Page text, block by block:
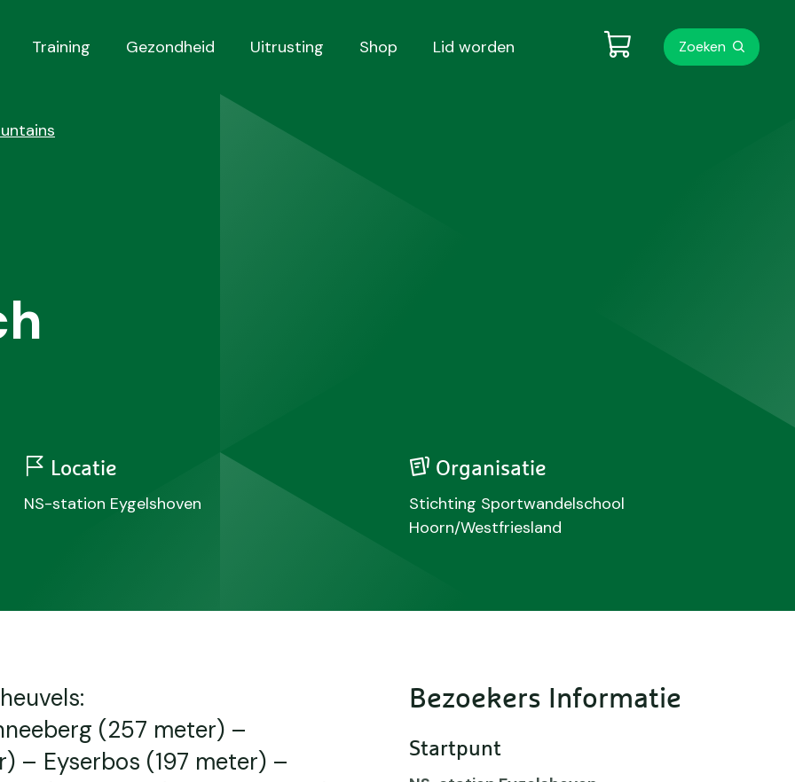
Training Gezondheid Uitrusting Shop Lid worden Zoeken
Locatie
NS-station Eygelshoven
Organisatie
Stichting Sportwandelschool
Hoorn/Westfriesland
(257 meter) –
– Eyserbos (197 meter) –
Bezoekers Informatie
Startpunt